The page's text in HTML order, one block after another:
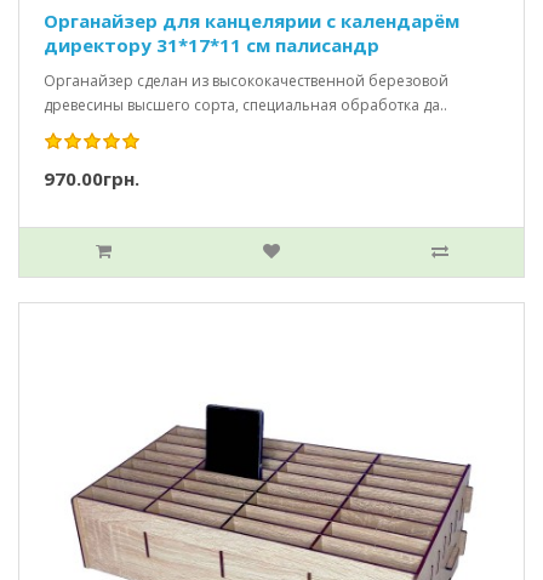
Органайзер для канцелярии с календарём
директору 31*17*11 см палисандр
Органайзер сделан из высококачественной березовой
древесины высшего сорта, специальная обработка да..
970.00грн.